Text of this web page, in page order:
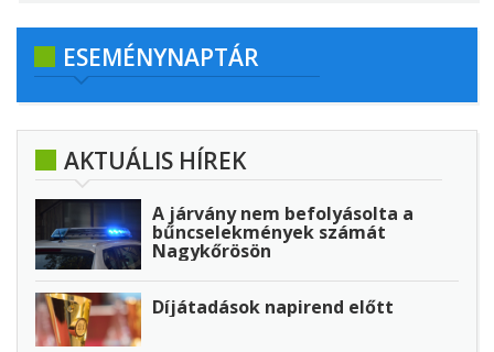
ESEMÉNYNAPTÁR
AKTUÁLIS HÍREK
A járvány nem befolyásolta a
bűncselekmények számát
Nagykőrösön
Díjátadások napirend előtt